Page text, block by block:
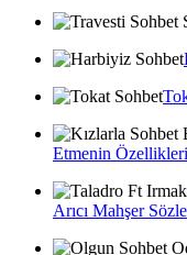
Etmenin Özellikleri
Arıcı Mahşer